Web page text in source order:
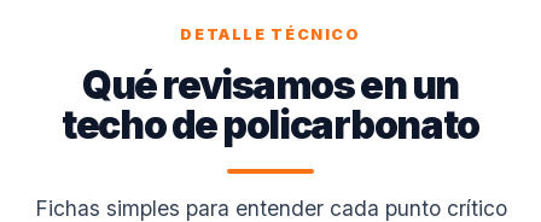
DETALLE TÉCNICO
Qué revisamos en un
techo de policarbonato
Fichas simples para entender cada punto crítico